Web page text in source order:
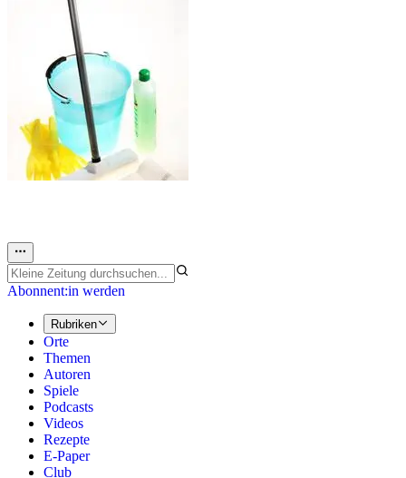
Abonnent:in werden
Rubriken
Orte
Themen
Autoren
Spiele
Podcasts
Videos
Rezepte
E-Paper
Club